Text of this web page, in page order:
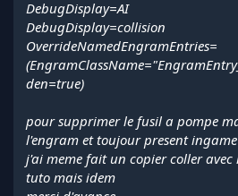
DebugDisplay=AI
DebugDisplay=collision
OverrideNamedEngramEntries=
den=true)
pour supprimer le fusil a pompe
l'engram et toujour present ingame
j'ai meme fait un copier coller avec
tuto mais idem